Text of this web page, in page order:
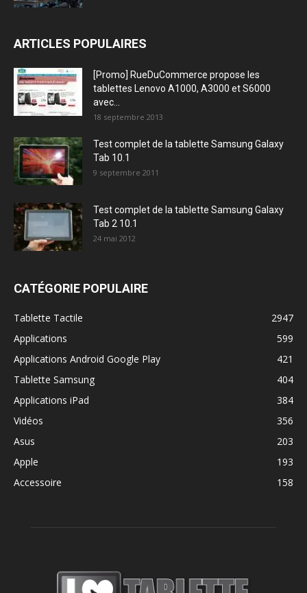
ARTICLES POPULAIRES
[Promo] RueDuCommerce propose les
tablettes Lenovo A1000, A3000 et S6000
avec...
18 septembre 2013
Test complet de la tablette Samsung Galaxy
Tab 10.1
9 septembre 2011
Test complet de la tablette Samsung Galaxy
Tab 2 10.1
24 mai 2012
CATÉGORIE POPULAIRE
Tablette Tactile
2947
Applications
599
Applications Android Google Play
421
Tablette Samsung
404
Applications iPad
384
Vidéos
356
Asus
203
Apple
193
Accessoire
158